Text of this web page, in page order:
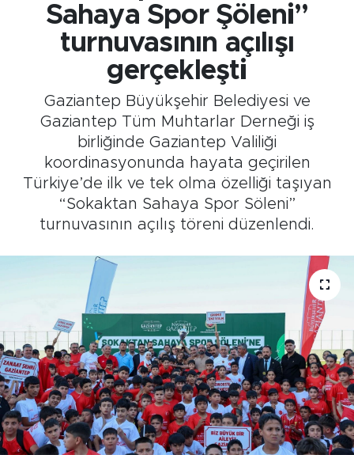
Sahaya Spor Şöleni”
turnuvasının açılışı
gerçekleşti
Gaziantep Büyükşehir Belediyesi ve
Gaziantep Tüm Muhtarlar Derneği iş
birliğinde Gaziantep Valiliği
koordinasyonunda hayata geçirilen
Türkiye’de ilk ve tek olma özelliği taşıyan
“Sokaktan Sahaya Spor Söleni”
turnuvasının açılış töreni düzenlendi.
Son Dakika Haberleri
Haber Arşivi